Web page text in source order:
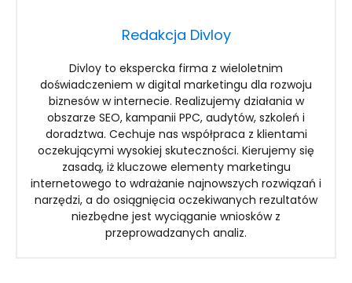
Redakcja Divloy
Divloy to ekspercka firma z wieloletnim
doświadczeniem w digital marketingu dla rozwoju
biznesów w internecie. Realizujemy działania w
obszarze SEO, kampanii PPC, audytów, szkoleń i
doradztwa. Cechuje nas współpraca z klientami
oczekującymi wysokiej skuteczności. Kierujemy się
zasadą, iż kluczowe elementy marketingu
internetowego to wdrażanie najnowszych rozwiązań i
narzędzi, a do osiągnięcia oczekiwanych rezultatów
niezbędne jest wyciąganie wniosków z
przeprowadzanych analiz.